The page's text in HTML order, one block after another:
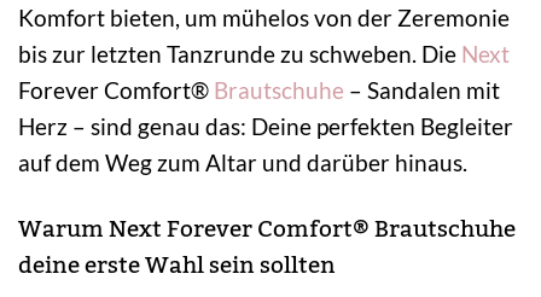
Komfort bieten, um mühelos von der Zeremonie
bis zur letzten Tanzrunde zu schweben. Die Next
Forever Comfort® Brautschuhe – Sandalen mit
Herz – sind genau das: Deine perfekten Begleiter
auf dem Weg zum Altar und darüber hinaus.
Warum Next Forever Comfort® Brautschuhe
deine erste Wahl sein sollten